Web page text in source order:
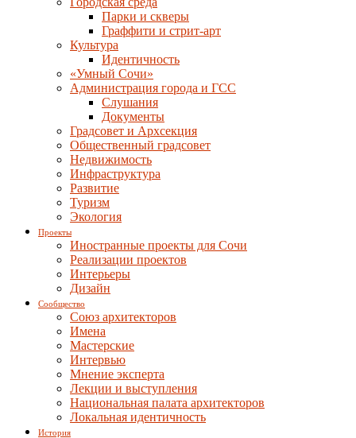
Парки и скверы
Граффити и стрит-арт
Культура
Идентичность
«Умный Сочи»
Администрация города и ГСС
Слушания
Документы
Градсовет и Архсекция
Общественный градсовет
Недвижимость
Инфраструктура
Развитие
Туризм
Экология
Проекты
Иностранные проекты для Сочи
Реализации проектов
Интерьеры
Дизайн
Сообщество
Союз архитекторов
Имена
Мастерские
Интервью
Мнение эксперта
Лекции и выступления
Национальная палата архитекторов
Локальная идентичность
История